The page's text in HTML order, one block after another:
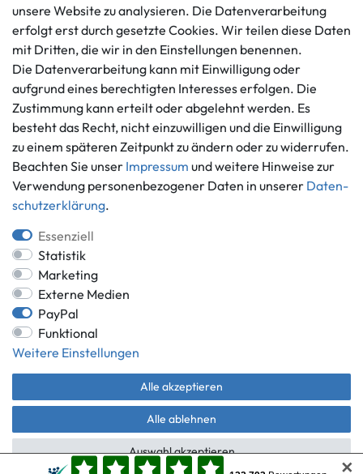
info@gameworld.de
Kontaktformular
Datenschutzerklärung
Barrierefreiheitserklärung
Widerrufs­recht
Vertrag widerrufen
Informationen
Ankauf
Über uns
Häufig gestellte Fragen
Zahlung und Versand
Batterieentsorgung
Zahlungsmöglichkeiten
*Alle Preise inkl. gesetzlicher MwSt.,
** gilt für Lieferungen innerhalb Deutschlands, Lieferzeiten für andere
Länder entnehmen Sie bitte der Schaltfläche mit den
Versandinformationen.
© Game World 2026 | Alle Rechte vorbehalten.
unsere Website zu analysieren. Die Datenverarbeitung
erfolgt erst durch gesetzte Cookies. Wir teilen diese Daten
mit Dritten, die wir in den Einstellungen benennen.
Die Datenverarbeitung kann mit Einwilligung oder
aufgrund eines berechtigten Interesses erfolgen. Die
Zustimmung kann erteilt oder abgelehnt werden. Es
besteht das Recht, nicht einzuwilligen und die Einwilligung
zu einem späteren Zeitpunkt zu ändern oder zu widerrufen.
Beachten Sie unser Impressum und weitere Hinweise zur
Verwendung personenbezogener Daten in unserer Daten­
schutz­erklärung.
Essenziell
Statistik
Marketing
Externe Medien
PayPal
Funktional
Weitere Einstellungen
Alle akzeptieren
Alle ablehnen
Auswahl akzeptieren
✕